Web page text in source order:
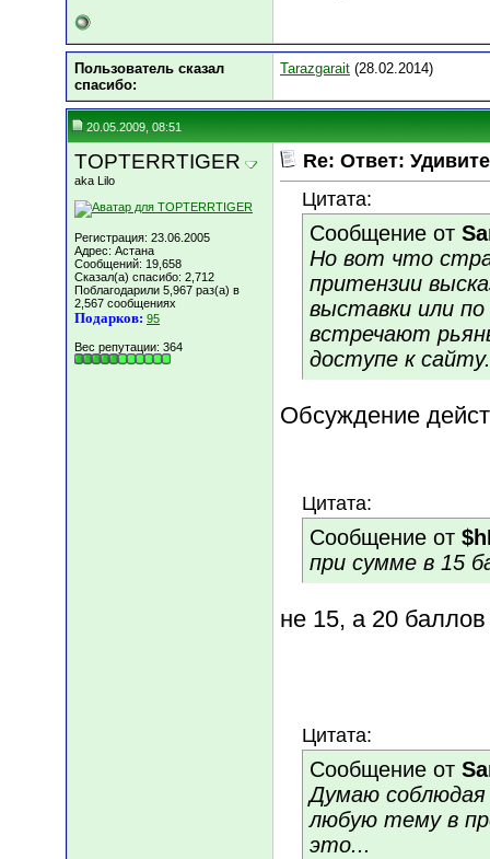
Пользователь сказал
cпасибо:
Tarazgarait (28.02.2014)
20.05.2009, 08:51
TOPTERRTIGER
aka Lilo
Регистрация: 23.06.2005
Адрес: Астана
Сообщений: 19,658
Сказал(а) спасибо: 2,712
Поблагодарили 5,967 раз(а) в
2,567 сообщениях
Подарков: 95
Вес репутации: 364
Re: Ответ:
Цитата:
Сообщение от
Но вот что
притензии
выставки или по
встречают
доступе к
Обсуждение
Цитата:
Сообщение от
при сумме в 15
не 15, а 20 баллов
Цитата:
Сообщение от
Думаю соблюдая
любую тему в
это...